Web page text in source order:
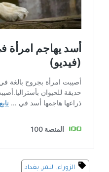
الزوراء, النمر, بغداد